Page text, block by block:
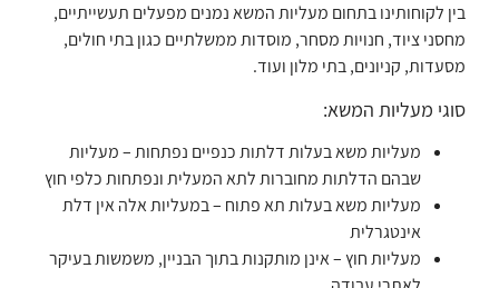
בין לקוחותינו בתחום מעליות המשא נמנים מפעלים תעשייתיים,
מחסני ציוד, חנויות מסחר, מוסדות ממשלתיים כגון בתי חולים,
מסעדות, קניונים, בתי מלון ועוד.
סוגי מעליות המשא:
מעליות משא בעלות דלתות כנפיים נפתחות – מעליות
שבהם הדלתות מחוברות לתא המעלית ונפתחות כלפי חוץ
מעליות משא בעלות תא פתוח – במעליות אלה אין דלת
אינטגרלית
מעליות חוץ – אינן מותקנות בתוך הבניין, משמשות בעיקר